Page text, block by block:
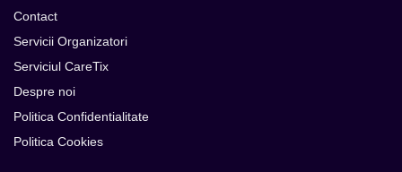
Contact
Servicii Organizatori
Serviciul CareTix
Despre noi
Politica Confidentialitate
Politica Cookies